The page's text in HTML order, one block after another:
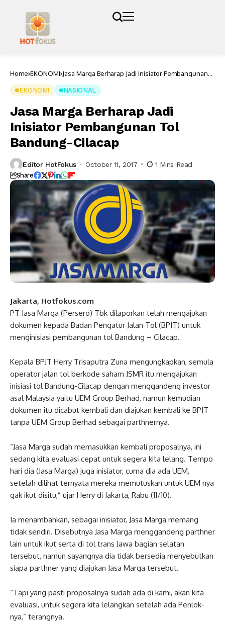
Home EKONOMI Jasa Marga Berharap Jadi Inisiator Pembangunan
EKONOMI NASIONAL
Jasa Marga Berharap Jadi
Inisiator Pembangunan Tol
Bandung-Cilacap
Editor HotFokus October 11, 2017 1 Mins Read
Share
Jakarta, Hotfokus.com
PT Jasa Marga (Persero) Tbk dilaporkan telah mengajukan
dokumen kepada Badan Pengatur Jalan Tol (BPJT) untuk
menginisiasi pembangunan tol Bandung – Cilacap.
Kepala BPJT Herry Trisaputra Zuna mengungkapkan, semula
operator jalan tol berkode saham JSMR itu mengajukan
inisiasi tol Bandung-Cilacap dengan menggandeng investor
asal Malaysia yaitu UEM Group Berhad, namun kemudian
dokumen itu dicabut kembali dan diajukan kembali ke BPJT
tanpa UEM Group Berhad sebagai parthnernya.
“Jasa Marga sudah memasukkan kembali proposalnya, ini
sedang kita evaluasi cepat untuk segera kita lelang. Tempo
hari dia (Jasa Marga) juga inisiator, cuma dia ada UEM,
setelah dilihat ternyata mereka memutuskan untuk UEM nya
gak ikut disitu,” ujar Herry di Jakarta, Rabu (11/10).
Ia menambahkan, sebagai inisiator, Jasa Marga memang
tidak sendiri. Disebutnya Jasa Marga menggandeng parthner
lain untuk ikut serta di tol trans Jawa bagian selatan
tersebut, namun sayangnya dia tidak bersedia menyebutkan
siapa parthner yang diajukan Jasa Marga tersebut.
“Tapi yang pasti proposalnya sudah ada di kami, akan kita
evaluasi, untuk segera kita lelangkan setelah ada Penlok-
nya,” terangnya.